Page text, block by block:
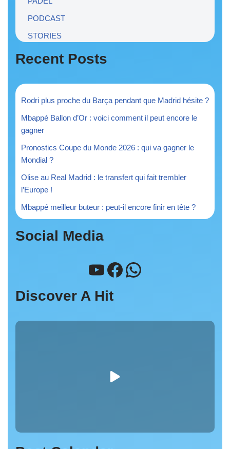
PODCAST
STORIES
Recent Posts
Rodri plus proche du Barça pendant que Madrid hésite ?
Mbappé Ballon d’Or : voici comment il peut encore le
gagner
Pronostics Coupe du Monde 2026 : qui va gagner le
Mondial ?
Olise au Real Madrid : le transfert qui fait trembler
l’Europe !
Mbappé meilleur buteur : peut-il encore finir en tête ?
Social Media
Discover A Hit